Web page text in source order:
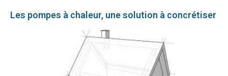
Les pompes à chaleur, une solution à concrétiser